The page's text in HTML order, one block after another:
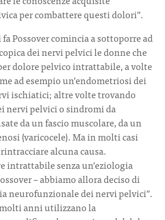
per combattere questi dolori”.
Possover comincia a sottoporre ad
dei nervi pelvici le donne che
dolore pelvico intrattabile, a volte
ad esempio un’endometriosi dei
ischiatici; altre volte trovando
nervi pelvici o sindromi da
da un fascio muscolare, da un
(varicocele). Ma in molti casi
alcuna causa.
intrattabile senza un’eziologia
– abbiamo allora deciso di
neurofunzionale dei nervi pelvici”.
anni utilizzano la